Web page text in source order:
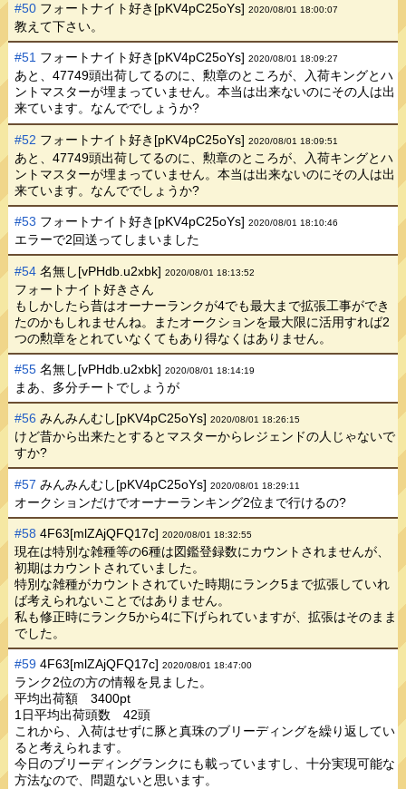
#50 フォートナイト好き[pKV4pC25oYs]2020/08/01 18:00:07
教えて下さい。
#51 フォートナイト好き[pKV4pC25oYs]2020/08/01 18:09:27
あと、47749頭出荷してるのに、勲章のところが、入荷キングとハ
ントマスターが埋まっていません。本当は出来ないのにその人は出
来ています。なんででしょうか?
#52 フォートナイト好き[pKV4pC25oYs]2020/08/01 18:09:51
あと、47749頭出荷してるのに、勲章のところが、入荷キングとハ
ントマスターが埋まっていません。本当は出来ないのにその人は出
来ています。なんででしょうか?
#53 フォートナイト好き[pKV4pC25oYs]2020/08/01 18:10:46
エラーで2回送ってしまいました
#54 名無し[vPHdb.u2xbk]2020/08/01 18:13:52
フォートナイト好きさん
もしかしたら昔はオーナーランクが4でも最大まで拡張工事ができ
たのかもしれませんね。またオークションを最大限に活用すれば2
つの勲章をとれていなくてもあり得なくはありません。
#55 名無し[vPHdb.u2xbk]2020/08/01 18:14:19
まあ、多分チートでしょうが
#56 みんみんむし[pKV4pC25oYs]2020/08/01 18:26:15
けど昔から出来たとするとマスターからレジェンドの人じゃないで
すか?
#57 みんみんむし[pKV4pC25oYs]2020/08/01 18:29:11
オークションだけでオーナーランキング2位まで行けるの?
#58 4F63[mlZAjQFQ17c]2020/08/01 18:32:55
現在は特別な雑種等の6種は図鑑登録数にカウントされませんが、
初期はカウントされていました。
特別な雑種がカウントされていた時期にランク5まで拡張していれ
ば考えられないことではありません。
私も修正時にランク5から4に下げられていますが、拡張はそのまま
でした。
#59 4F63[mlZAjQFQ17c]2020/08/01 18:47:00
ランク2位の方の情報を見ました。
平均出荷額 3400pt
1日平均出荷頭数 42頭
これから、入荷はせずに豚と真珠のブリーディングを繰り返してい
ると考えられます。
今日のブリーディングランクにも載っていますし、十分実現可能な
方法なので、問題ないと思います。